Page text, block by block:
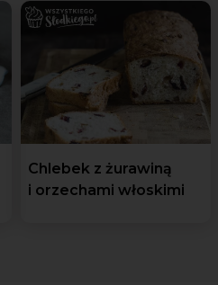
Chlebek z żurawiną
i orzechami włoskimi